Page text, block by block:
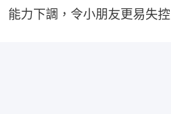
能力下調，令小朋友更易失